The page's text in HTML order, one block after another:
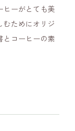
ヒーがとても美
むためにオリジ
とコーヒーの素